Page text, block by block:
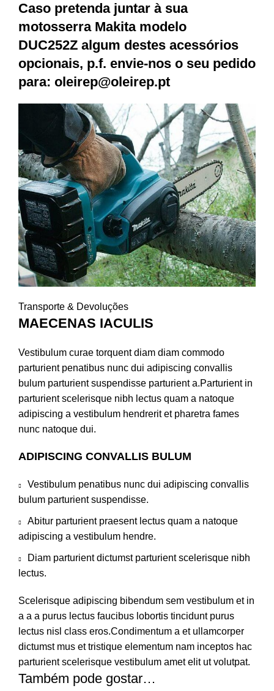
Caso pretenda juntar à sua
motosserra Makita modelo
DUC252Z algum destes acessórios
opcionais, p.f. envie-nos o seu pedido
para: oleirep@oleirep.pt
Transporte & Devoluções
MAECENAS IACULIS
Vestibulum curae torquent diam diam commodo
parturient penatibus nunc dui adipiscing convallis
bulum parturient suspendisse parturient a.Parturient in
parturient scelerisque nibh lectus quam a natoque
adipiscing a vestibulum hendrerit et pharetra fames
nunc natoque dui.
ADIPISCING CONVALLIS BULUM
Vestibulum penatibus nunc dui adipiscing convallis
bulum parturient suspendisse.
Abitur parturient praesent lectus quam a natoque
adipiscing a vestibulum hendre.
Diam parturient dictumst parturient scelerisque nibh
lectus.
Scelerisque adipiscing bibendum sem vestibulum et in
a a a purus lectus faucibus lobortis tincidunt purus
lectus nisl class eros.Condimentum a et ullamcorper
dictumst mus et tristique elementum nam inceptos hac
parturient scelerisque vestibulum amet elit ut volutpat.
Também pode gostar…